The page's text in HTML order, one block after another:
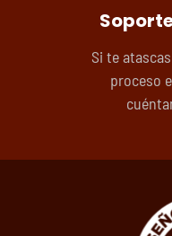
Si te
proceso